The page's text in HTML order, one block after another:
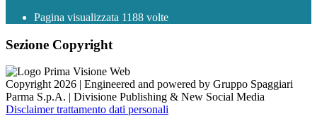
Pagina visualizzata 1188 volte
Sezione Copyright
Copyright 2026 | Engineered and powered by Gruppo Spaggiari
Parma S.p.A. | Divisione Publishing & New Social Media
Disclaimer trattamento dati personali